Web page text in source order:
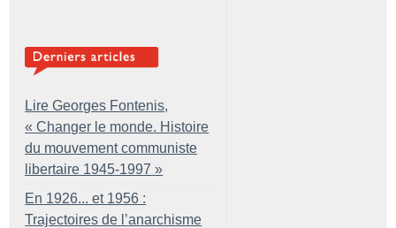
Lire Georges Fontenis,
« Changer le monde. Histoire
du mouvement communiste
libertaire 1945-1997 »
En 1926... et 1956 :
Trajectoires de l’anarchisme